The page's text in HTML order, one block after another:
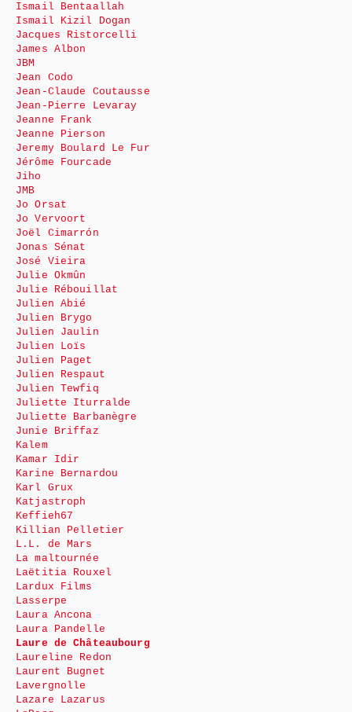
Ismail Bentaallah
Ismail Kizil Dogan
Jacques Ristorcelli
James Albon
JBM
Jean Codo
Jean-Claude Coutausse
Jean-Pierre Levaray
Jeanne Frank
Jeanne Pierson
Jeremy Boulard Le Fur
Jérôme Fourcade
Jiho
JMB
Jo Orsat
Jo Vervoort
Joël Cimarrón
Jonas Sénat
José Vieira
Julie Okmûn
Julie Rébouillat
Julien Abié
Julien Brygo
Julien Jaulin
Julien Loïs
Julien Paget
Julien Respaut
Julien Tewfiq
Juliette Iturralde
Juliette Barbanègre
Junie Briffaz
Kalem
Kamar Idir
Karine Bernardou
Karl Grux
Katjastroph
Keffieh67
Killian Pelletier
L.L. de Mars
La maltournée
Laëtitia Rouxel
Lardux Films
Lasserpe
Laura Ancona
Laura Pandelle
Laure de Châteaubourg
Laureline Redon
Laurent Bugnet
Lavergnolle
Lazare Lazarus